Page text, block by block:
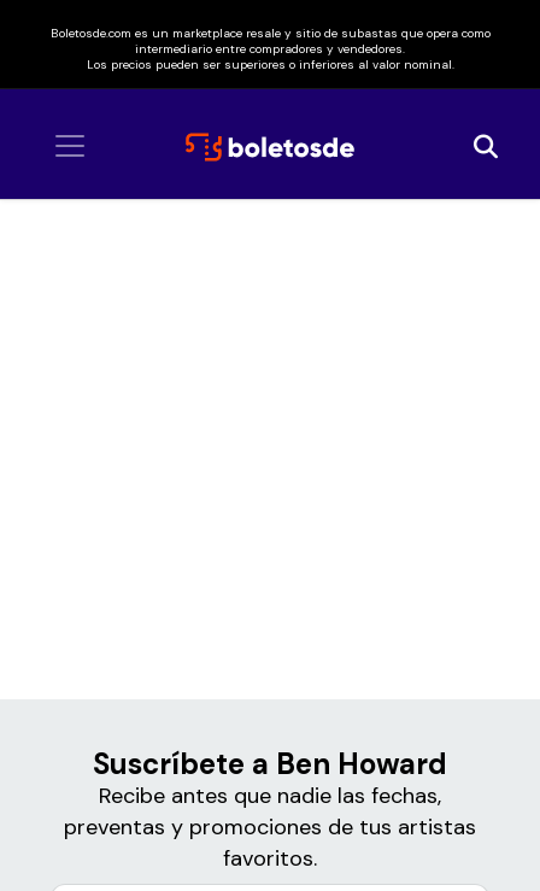
Boletosde.com es un marketplace resale y sitio de subastas que opera como
intermediario entre compradores y vendedores.
Los precios pueden ser superiores o inferiores al valor nominal.
Suscríbete a Ben Howard
Recibe antes que nadie las fechas,
preventas y promociones de tus artistas
favoritos.